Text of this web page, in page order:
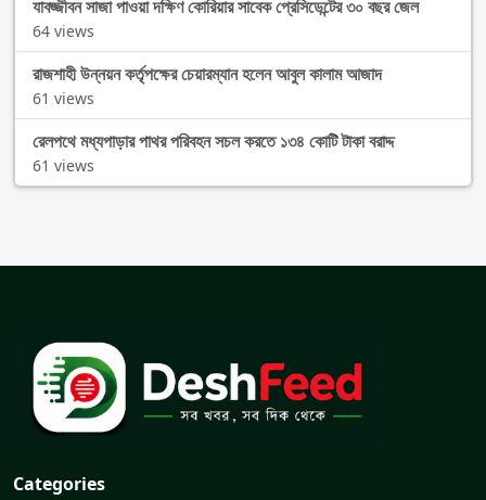
যাবজ্জীবন সাজা পাওয়া দক্ষিণ কোরিয়ার সাবেক প্রেসিডেন্টের ৩০ বছর জেল
64 views
রাজশাহী উন্নয়ন কর্তৃপক্ষের চেয়ারম্যান হলেন আবুল কালাম আজাদ
61 views
রেলপথে মধ্যপাড়ার পাথর পরিবহন সচল করতে ১৩৪ কোটি টাকা বরাদ্দ
61 views
Categories